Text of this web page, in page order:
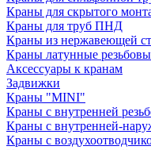
Краны для скрытого
Краны для труб ПНД
Краны из нержавеющей
Краны латунные
Аксессуары к кранам
Задвижки
Краны "MINI"
Краны с внутренней
Краны с внутренней-
Краны с